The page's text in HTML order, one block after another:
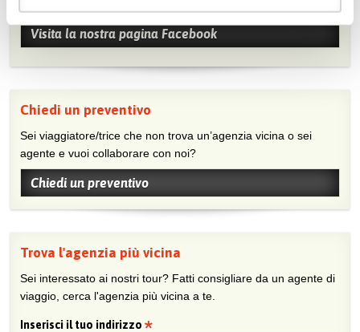
Visita la nostra pagina Facebook
Chiedi un preventivo
Sei viaggiatore/trice che non trova un’agenzia vicina o sei
agente e vuoi collaborare con noi?
Chiedi un preventivo
Trova l'agenzia più vicina
Sei interessato ai nostri tour? Fatti consigliare da un agente di
viaggio, cerca l'agenzia più vicina a te.
Inserisci il tuo indirizzo